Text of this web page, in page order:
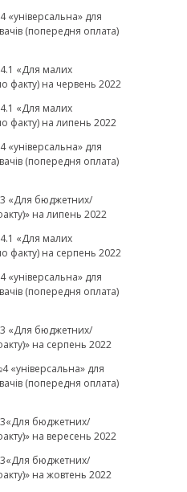
для
(попередня оплата)
«Для малих
факту) на червень 2022
«Для малих
факту) на липень 2022
для
(попередня оплата)
«Для бюджетних/
на липень 2022
«Для малих
факту) на серпень 2022
для
(попередня оплата)
«Для бюджетних/
на серпень 2022
«універсальна» для
(попередня оплата)
бюджетних/
на вересень 2022
бюджетних/
на жовтень 2022